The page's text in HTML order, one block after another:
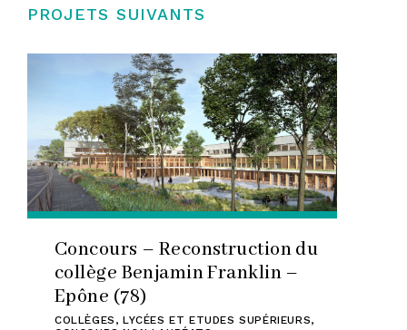
PROJETS SUIVANTS
Concours – Reconstruction du
collège Benjamin Franklin –
Epône (78)
COLLÈGES, LYCÉES ET ETUDES SUPÉRIEURS,